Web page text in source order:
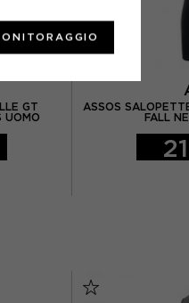
GT
UOMO
ASSOS
FALL